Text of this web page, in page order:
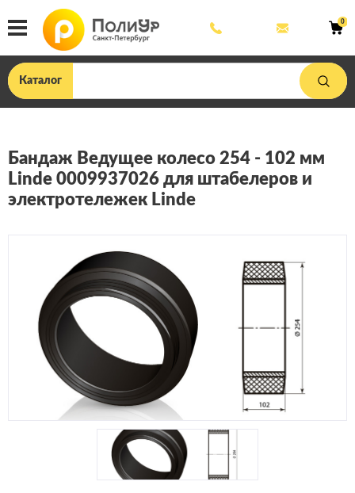
33
0
Каталог
Бандаж Ведущее колесо 254 - 102 мм
Linde 0009937026 для штабелеров и
электротележек Linde